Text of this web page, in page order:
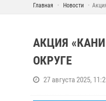
Главная Новости
АКЦИЯ
ОКРУГЕ
27 августа 2025,